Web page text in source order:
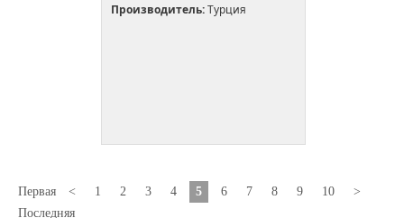
Производитель:Турция
Первая < 1 2 3 4 5 6 7 8 9 10
>
Последняя